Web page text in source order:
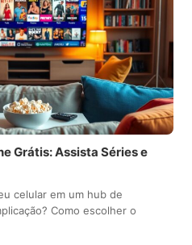
Grátis: Assista Séries e
celular em um hub de
Como escolher o